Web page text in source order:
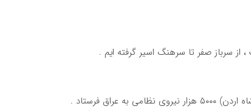
فرستاد .